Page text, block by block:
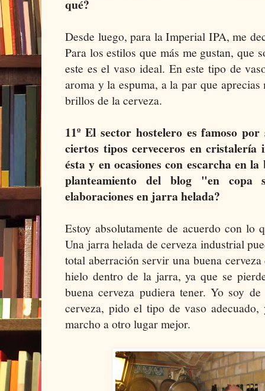
qué?
Desde luego, para la Imperial IPA, me
Para los estilos que más me gustan, que
este es el vaso ideal. En este tipo de
aroma y la espuma, a la par que
brillos de la cerveza.
11º El sector hostelero es famoso
ciertos tipos cerveceros en cristalería
ésta y en ocasiones con escarcha en
planteamiento del blog "en
elaboraciones en jarra helada?
Estoy absolutamente de acuerdo con lo
Una jarra helada de cerveza industrial
total aberración servir una buena
hielo dentro de la jarra, ya que se
buena cerveza pudiera tener. Yo soy
cerveza, pido el tipo de vaso
marcho a otro lugar mejor.